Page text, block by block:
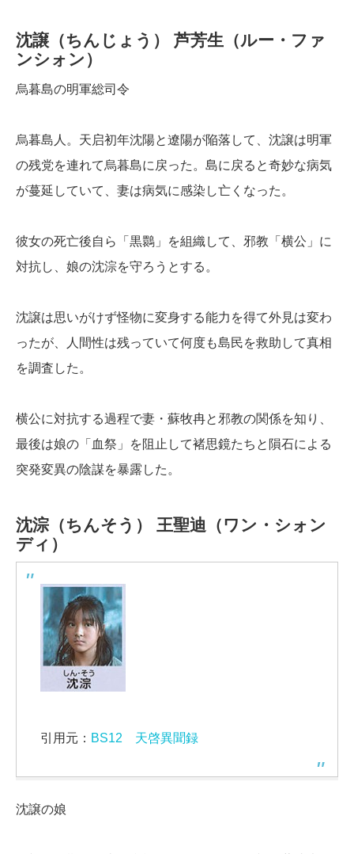
沈譲（ちんじょう） 芦芳生（ルー・ファ
ンシォン）
烏暮島の明軍総司令
烏暮島人。天启初年沈陽と遼陽が陥落して、沈譲は明軍
の残党を連れて烏暮島に戻った。島に戻ると奇妙な病気
が蔓延していて、妻は病気に感染し亡くなった。
彼女の死亡後自ら「黒䴉」を組織して、邪教「横公」に
対抗し、娘の沈淙を守ろうとする。
沈譲は思いがけず怪物に変身する能力を得て外見は変わ
ったが、人間性は残っていて何度も島民を救助して真相
を調査した。
横公に対抗する過程で妻・蘇牧冉と邪教の関係を知り、
最後は娘の「血祭」を阻止して褚思鏡たちと隕石による
突発変異の陰謀を暴露した。
沈淙（ちんそう）
王聖迪（ワン・シォン
ディ）
引用元： BS12 天啓異聞録
沈譲の娘